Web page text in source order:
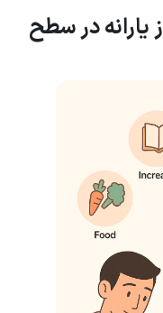
یارانه در سطح